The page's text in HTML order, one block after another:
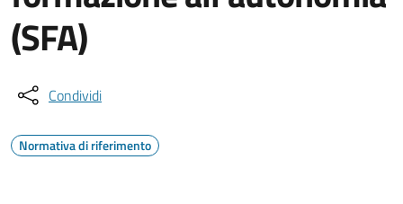
(SFA)
Condividi
Normativa di riferimento